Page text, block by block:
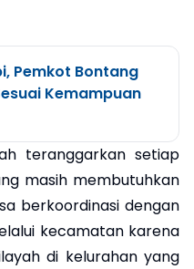
Pemkot Bontang
Kemampuan
teranggarkan setiap
masih membutuhkan
berkoordinasi dengan
kecamatan karena
di kelurahan yang